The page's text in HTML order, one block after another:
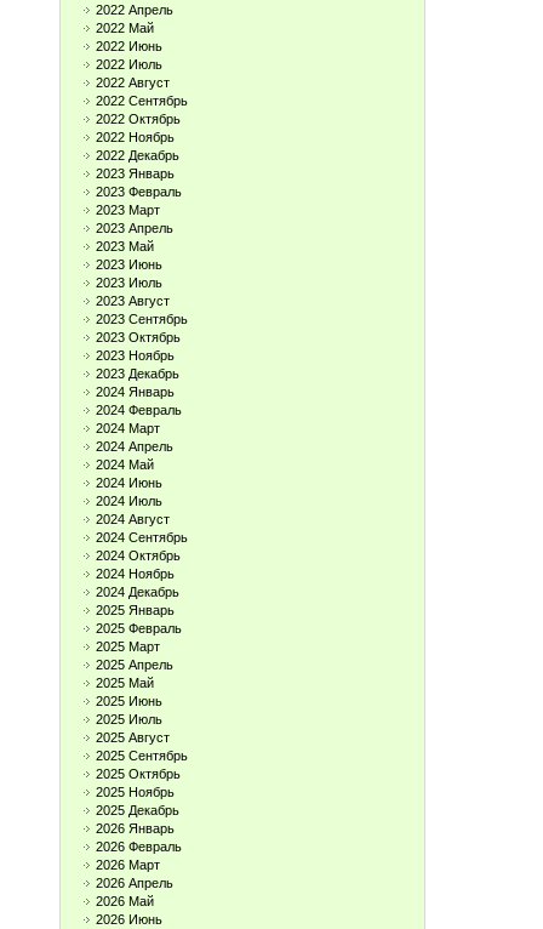
2022 Апрель
2022 Май
2022 Июнь
2022 Июль
2022 Август
2022 Сентябрь
2022 Октябрь
2022 Ноябрь
2022 Декабрь
2023 Январь
2023 Февраль
2023 Март
2023 Апрель
2023 Май
2023 Июнь
2023 Июль
2023 Август
2023 Сентябрь
2023 Октябрь
2023 Ноябрь
2023 Декабрь
2024 Январь
2024 Февраль
2024 Март
2024 Апрель
2024 Май
2024 Июнь
2024 Июль
2024 Август
2024 Сентябрь
2024 Октябрь
2024 Ноябрь
2024 Декабрь
2025 Январь
2025 Февраль
2025 Март
2025 Апрель
2025 Май
2025 Июнь
2025 Июль
2025 Август
2025 Сентябрь
2025 Октябрь
2025 Ноябрь
2025 Декабрь
2026 Январь
2026 Февраль
2026 Март
2026 Апрель
2026 Май
2026 Июнь